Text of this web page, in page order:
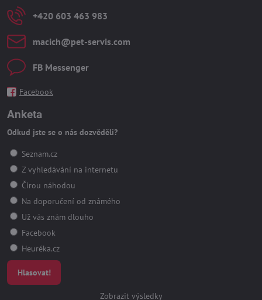
+420 603 463 983
macich​@pet-servis​.com
FB Messenger
Facebook
Anketa
Odkud jste se o nás dozvěděli?
Seznam.cz
Z vyhledávání na internetu
Čirou náhodou
Na doporučení od známého
Už vás znám dlouho
Facebook
Heuréka.cz
Hlasovat!
Zobrazit výsledky